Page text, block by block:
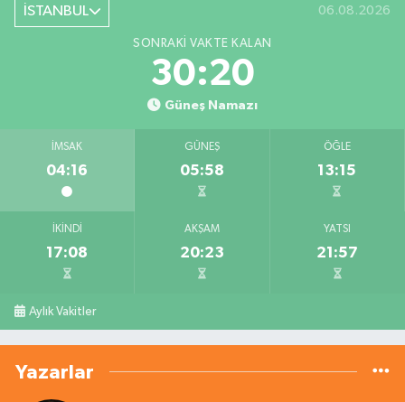
İSTANBUL 06.08.2026
SONRAKI VAKTE KALAN
30:19
Güneş Namazı
İMSAK
04:16
GÜNEŞ
05:58
ÖĞLE
13:15
İKINDI
17:08
AKŞAM
20:23
YATSI
21:57
Aylık Vakitler
Yazarlar